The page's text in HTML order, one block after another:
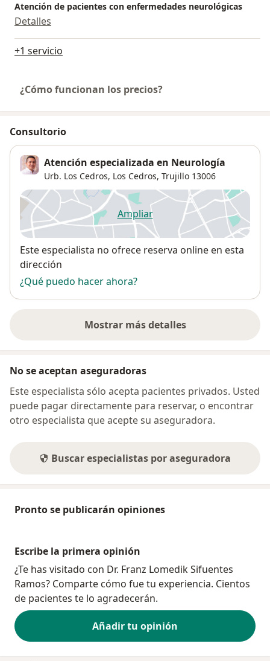
Atención de pacientes con enfermedades neurológicas
Detalles
+1 servicio
¿Cómo funcionan los precios?
Consultorio
Atención especializada en Neurología
Urb. Los Cedros, Los Cedros, Trujillo 13006
Ampliarse abre en una nueva
Disponibilidad
Este especialista no ofrece reserva online en esta
dirección
¿Qué puedo hacer ahora?
Mostrar más detalles
sobre la dirección
No se aceptan aseguradoras
Este especialista sólo acepta pacientes privados. Usted
puede pagar directamente para reservar, o encontrar
otro especialista que acepte su aseguradora.
Buscar especialistas por aseguradora
Pronto se publicarán opiniones
Escribe la primera opinión
¿Te has visitado con Dr. Franz Lomedik Sifuentes
Ramos? Comparte cómo fue tu experiencia. Cientos
de pacientes te lo agradecerán.
Añadir tu opinión